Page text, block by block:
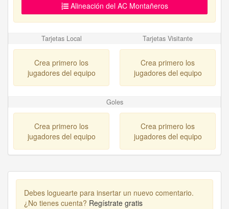
Alineación del AC Montañeros
Tarjetas Local Tarjetas Visitante
Crea primero los
jugadores del equipo
Crea primero los
jugadores del equipo
Goles
Crea primero los
jugadores del equipo
Crea primero los
jugadores del equipo
Debes loguearte para insertar un nuevo comentario.
¿No tienes cuenta? Regístrate gratis